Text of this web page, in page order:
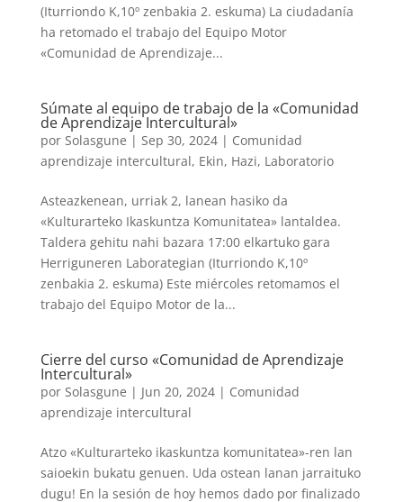
(Iturriondo K,10º zenbakia 2. eskuma) La ciudadanía
ha retomado el trabajo del Equipo Motor
«Comunidad de Aprendizaje...
Súmate al equipo de trabajo de la «Comunidad
de Aprendizaje Intercultural»
por Solasgune | Sep 30, 2024| Comunidad
aprendizaje intercultural, Ekin, Hazi, Laboratorio
Asteazkenean, urriak 2, lanean hasiko da
«Kulturarteko Ikaskuntza Komunitatea» lantaldea.
Taldera gehitu nahi bazara 17:00 elkartuko gara
Herriguneren Laborategian (Iturriondo K,10º
zenbakia 2. eskuma) Este miércoles retomamos el
trabajo del Equipo Motor de la...
Cierre del curso «Comunidad de Aprendizaje
Intercultural»
por Solasgune | Jun 20, 2024| Comunidad
aprendizaje intercultural
Atzo «Kulturarteko ikaskuntza komunitatea»-ren lan
saioekin bukatu genuen. Uda ostean lanan jarraituko
dugu! En la sesión de hoy hemos dado por finalizado